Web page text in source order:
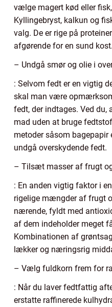
vælge magert kød eller
Kyllingebryst, kalkun og
valg. De er rige på
afgørende for en sund kost.
– Undgå smør og olie i
: Selvom fedt er en vigtig
skal man være
fedt, der indtages. Ved du,
mad uden at bruge
metoder såsom bagepapir
undgå overskydende fedt.
– Tilsæt masser af frugt
: En anden vigtig faktor i
rigelige mængder af frugt
nærende, fyldt med
af dem indeholder meget
Kombinationen af
lækker og næringsrig
– Vælg fuldkorn frem for
: Når du laver fedtfattig
erstatte raffinerede